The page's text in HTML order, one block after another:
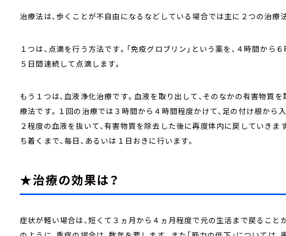
治療法は、歩くことが不自由になるなどしている場合では主に２つの治療
１つは、点滴を行う方法です。「免疫グロブリン」という薬を、４時間から
５日間連続して点滴します。
もう１つは、血液浄化治療です。血液を取り出して、そのなかの有害物質
療法です。１回の治療では３時間から４時間程度かけて、足の付け根から
２程度の血液を抜いて、有害物質を除去した後に再度体内に戻していきま
ち着くまで、毎日、あるいは１日おきに行います。
★治療の効果は？
症状が軽い場合は、短くて３ヵ月から４ヵ月程度で元の生活まで戻ること